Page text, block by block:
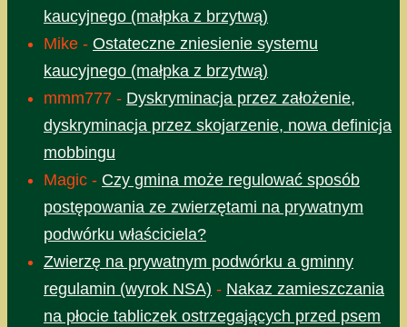
kaucyjnego (małpka z brzytwą)
Mike - Ostateczne zniesienie systemu
kaucyjnego (małpka z brzytwą)
mmm777 - Dyskryminacja przez założenie,
dyskryminacja przez skojarzenie, nowa definicja
mobbingu
Magic - Czy gmina może regulować sposób
postępowania ze zwierzętami na prywatnym
podwórku właściciela?
Zwierzę na prywatnym podwórku a gminny
regulamin (wyrok NSA) - Nakaz zamieszczania
na płocie tabliczek ostrzegających przed psem